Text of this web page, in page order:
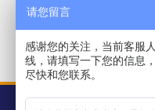
普电焊接
汽车行业 电
请您留言
感谢您的关注，当前客服
线，请填写一下您的信息
尽快和您联系。